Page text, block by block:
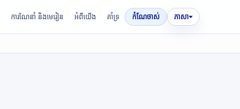
ការណែនាំ និងមេរៀន អំពីយើង គាំទ្រ កំណែចាស់ ភាសា